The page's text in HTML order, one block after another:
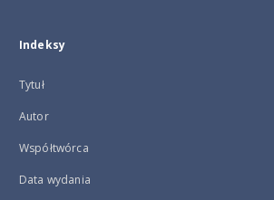
Indeksy
Tytuł
Autor
Współtwórca
Data wydania